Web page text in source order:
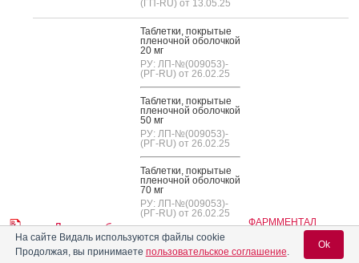
(ГП-RU) от 13.05.25
Дазатиниб
Таб­летки, пок­ры­тые
пле­ноч­ной обо­лоч­кой
20 мг
РУ: ЛП-№(009053)-
(РГ-RU) от 26.02.25
Таб­летки, пок­ры­тые
пле­ноч­ной обо­лоч­кой
50 мг
РУ: ЛП-№(009053)-
(РГ-RU) от 26.02.25
Таб­летки, пок­ры­тые
пле­ноч­ной обо­лоч­кой
70 мг
РУ: ЛП-№(009053)-
(РГ-RU) от 26.02.25
Таб­летки, пок­ры­тые
пле­ноч­ной обо­лоч­кой
80 мг
ФАРММЕНТАЛ
(Россия)
На сайте Видаль используются файлы cookie
Продолжая, вы принимаете пользовательское соглашение.
Ok